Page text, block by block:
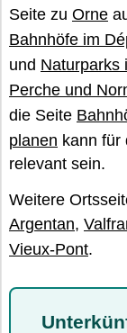
Seite zu Orne
Bahnhöfe im
und Naturparks
Perche und
die Seite
planen kann für
relevant sein.
Weitere
Argentan,
Vieux-Pont.